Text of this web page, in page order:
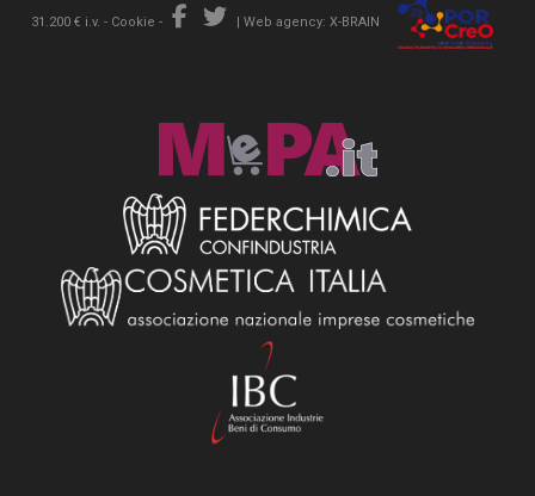
31.200 € i.v. - Cookie - | Web agency: X-BRAIN